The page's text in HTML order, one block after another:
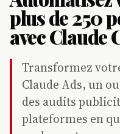
plus de 250
avec Claude
Transformez
Claude Ads, un
des audits
plateformes en